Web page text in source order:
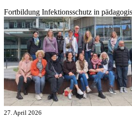
Fortbildung Infektionsschutz in
27. April 2026